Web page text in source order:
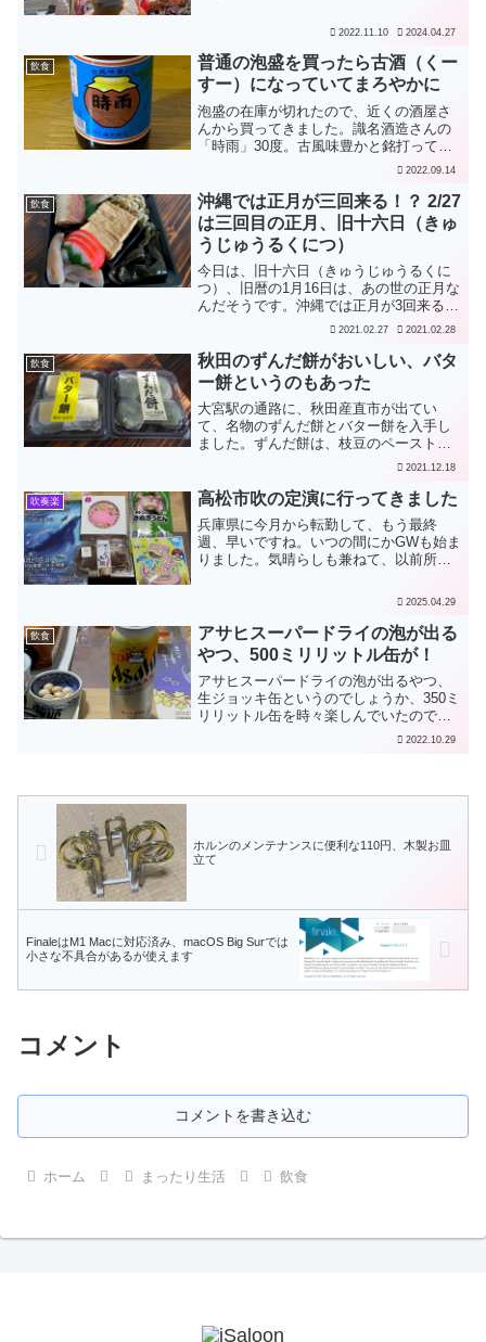
ルコールを含みます、お子様には食べさ
大丈夫だよ」などと、道の...
2022.11.10 2024.04.27
飲食
普通の泡盛を買ったら古酒（くー
すー）になっていてまろやかに
泡盛の在庫が切れたので、近くの酒屋さ
んから買ってきました。識名酒造さんの
「時雨」30度。古風味豊かと銘打ってあ
りました。そうしたら、本当に古風味豊
り、本当に古いもので、古酒（くーす
ー）と化していました。20...
2022.09.14
飲食
沖縄では正月が三回来る！？ 2/27
は三回目の正月、旧十六日（きゅ
うじゅうるくにつ）
今日は、旧十六日（きゅうじゅうるくに
つ）、旧暦の1月16日は、あの世の正月な
んだそうです。沖縄では正月が3回来るん
だそうで、1月1日、旧暦の1月1日（中国
旧十六日。ということで、オードブルの
「お供えセット...
2021.02.27 2021.02.28
飲食
秋田のずんだ餅がおいしい、バタ
ー餅というのもあった
大宮駅の通路に、秋田産直市が出てい
て、名物のずんだ餅とバター餅を入手し
ました。ずんだ餅は、枝豆のペースト
（ずんだ）入りのお餅です。うん、定番
餅というのは初めて知りました。テレビ
でも出て話題になったそうです...
2021.12.18
吹奏楽 高松市吹の定演に行ってきました
兵庫県に今月から転勤して、もう最終
週、早いですね。いつの間にかGWも始ま
りました。気晴らしも兼ねて、以前所属
奏会を久々に聴いてきました。オリジナ
くて楽しかったです。香川...
2025.04.29
飲食
アサヒスーパードライの泡が出る
やつ、500ミリリットル缶が！
アサヒスーパードライの泡が出るやつ、
生ジョッキ缶というのでしょうか、350ミ
リリットル缶を時々楽しんでいたのです
が、最近、500ミリリットル缶（ロング
2022.10.29
ホルンのメンテナンスに便利な110円、木製お皿
立て
FinaleはM1 Macに対応済み、macOS Big Surでは
小さな不具合があるが使えます
コメント
コメントを書き込む
ホーム まったり生活 飲食